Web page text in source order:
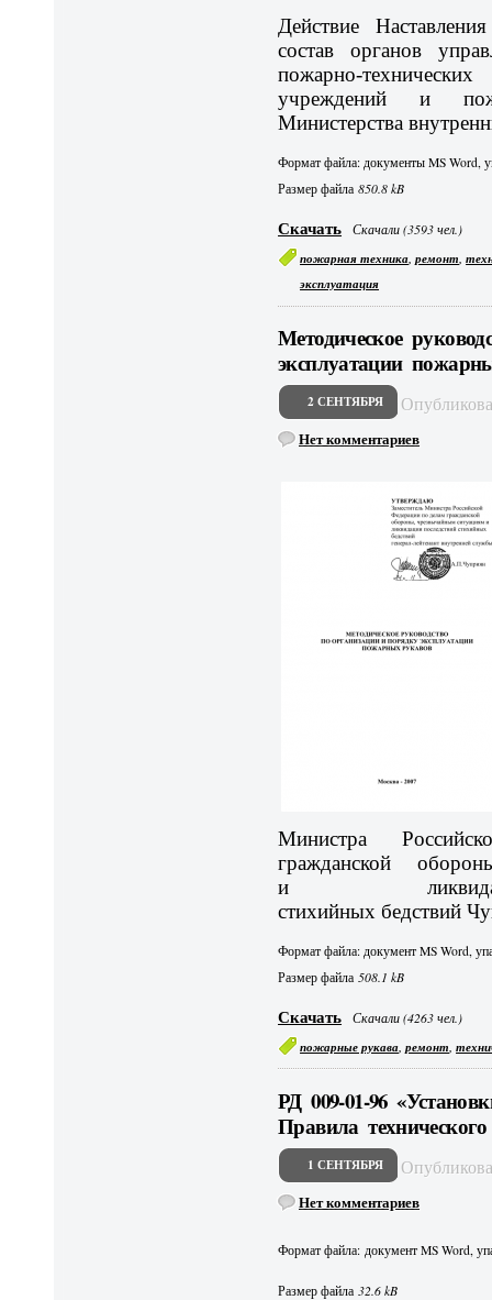
Действие
состав органов
пожарно-
учреждений и
Министерства
Формат файла: документы MS Word,
Размер файла850.8 kB
Скачать Скачали (3593 чел.)
пожарная техника,ремонт,
эксплуатация
Методическое
эксплуатации
2 СЕНТЯБРЯ
Нет комментариев
Министра
гражданской
и
стихийных бедствий
Формат файла: документ MS Word,
Размер файла508.1 kB
Скачать Скачали (4263 чел.)
пожарные рукава,ремонт,
РД 009-01-96
Правила
1 СЕНТЯБРЯ
Нет комментариев
Формат файла: документ MS Word,
Размер файла 32.6 kB